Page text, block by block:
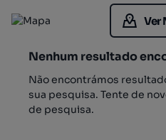
Ver
Nenhum resultado
Não encontrámos
sua pesquisa. Tente de
de pesquisa.